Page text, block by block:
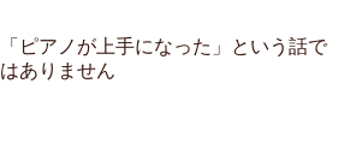
「ピアノが上手になった」という話で
はありません